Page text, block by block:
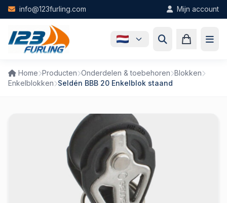
Skip to main content
info@123furling.com Mijn account
Home Producten Onderdelen & toebehoren Blokken
Enkelblokken Seldén BBB 20 Enkelblok staand